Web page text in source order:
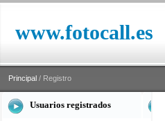
www.fotocall.es
Principal / Registro
Usuarios registrados